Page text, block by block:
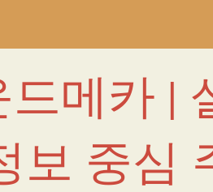
메카 |
보 중심